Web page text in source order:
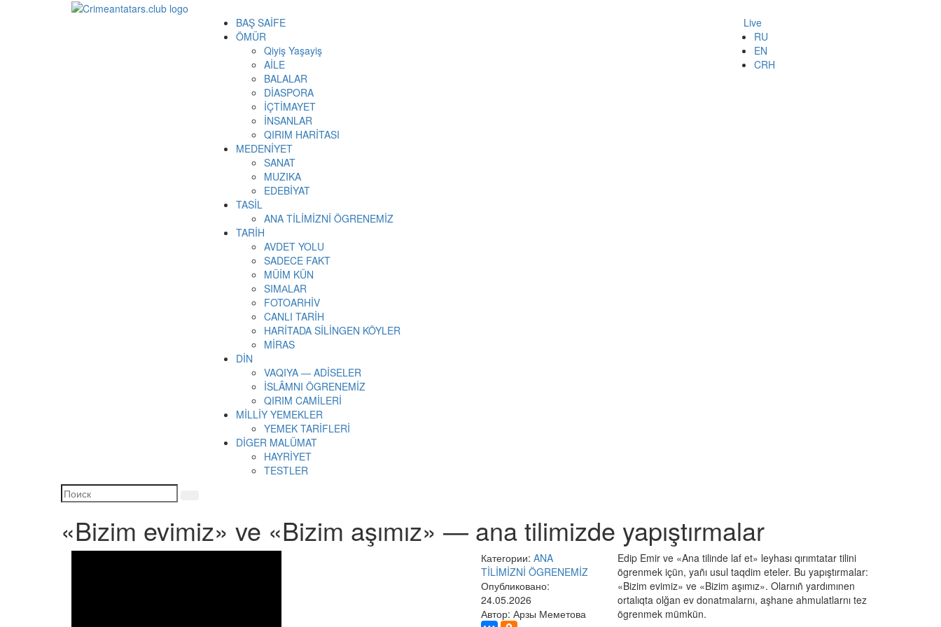
Live
BAŞ SAİFE
ÖMÜR
Qiyiş Yaşayiş
AİLE
BALALAR
DİASPORA
İÇTİMAYET
İNSANLAR
QIRIM HARİTASI
MEDENİYET
SANAT
MUZIKA
EDEBİYAT
TASİL
ANA TİLİMİZNİ ÖGRENEMİZ
TARİH
AVDET YOLU
SADECE FAKT
MÜİM KÜN
SIMАLAR
FOTOARHİV
CANLI TARİH
HARİTADA SİLİNGEN KÖYLER
MİRAS
DİN
VAQIYA — ADİSELER
İSLÂMNI ÖGRENEMİZ
QIRIM CAMİLERİ
MİLLİY YEMEKLER
YEMEK TARİFLERİ
DİGER MALÜMAT
HAYRİYET
TESTLER
RU
EN
CRH
«Bizim evimiz» ve «Bizim aşımız» — ana tilimizde yapıştırmalar
Категории: ANA
TİLİMİZNİ ÖGRENEMİZ
Опубликовано:
24.05.2026
Автор: Арзы Меметова
Edip Emir ve «Ana tilinde laf et» leyhası qırımtatar tilini
ögrenmek içün, yañı usul taqdim eteler. Bu yapıştırmalar:
«Bizim evimiz» ve «Bizim aşımız». Olarnıñ yardımınen
ortalıqta olğan ev donatmalarnı, aşhane ahmulatlarnı tez
ögrenmek mümkün.